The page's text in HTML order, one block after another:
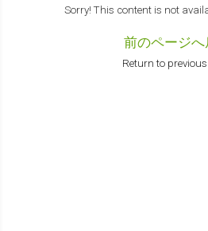
Sorry! This content is not
前のページへ
Return to